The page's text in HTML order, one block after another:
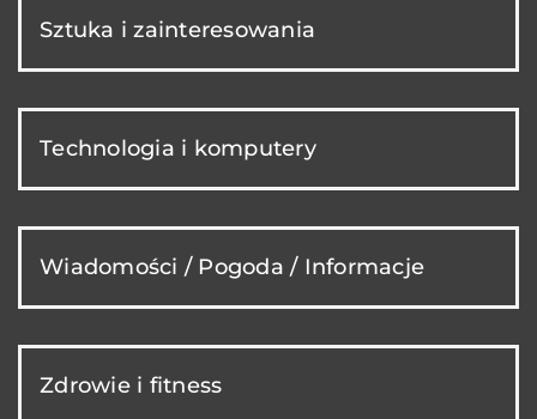
Sztuka i zainteresowania
Technologia i komputery
Wiadomości / Pogoda / Informacje
Zdrowie i fitness